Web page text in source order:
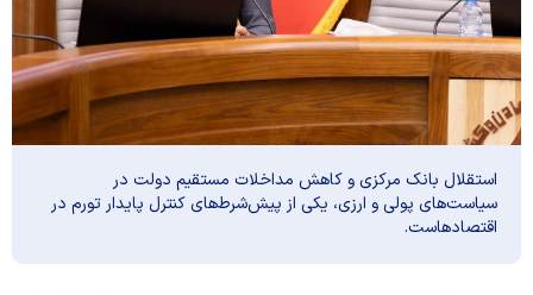
استقلال بانک مرکزی و کاهش مداخلات مستقیم دولت در
سیاست‌های پولی و ارزی، یکی از پیش‌شرط‌های کنترل پایدار تورم در
اقتصادهاست.